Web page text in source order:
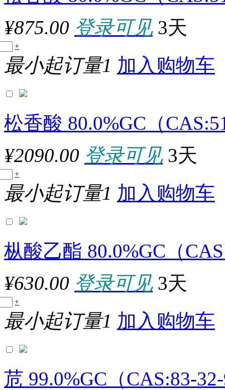
原厂型号：A0001-100G
参数：
¥875.00 登录可见 3天
+
最小起订量1 加入购物车
松香酸 80.0%GC（
原厂型号：A0001-500G
参数：
¥2090.00 登录可见 3天
+
最小起订量1 加入购物车
枞酸乙酯 80.0%GC（
原厂型号：A0002-25G
参数：
¥630.00 登录可见 3天
+
最小起订量1 加入购物车
苊 99.0%GC（CAS:83-